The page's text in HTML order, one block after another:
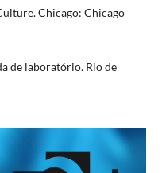
Chicago: Chicago
de laboratório. Rio de